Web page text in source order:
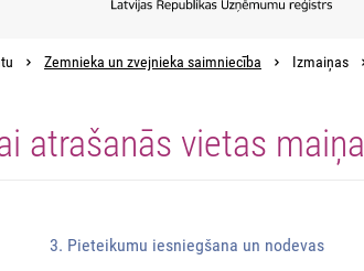
Zemnieka un zvejnieka saimniecība Izmaiņas
atrašanās vietas maiņa
3. Pieteikumu iesniegšana un nodevas